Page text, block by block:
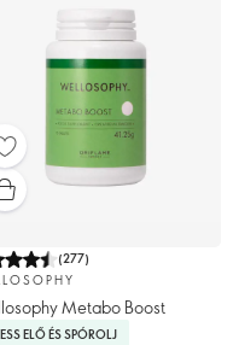
(277)
Metabo Boost
ELŐ ÉS SPÓROLJ